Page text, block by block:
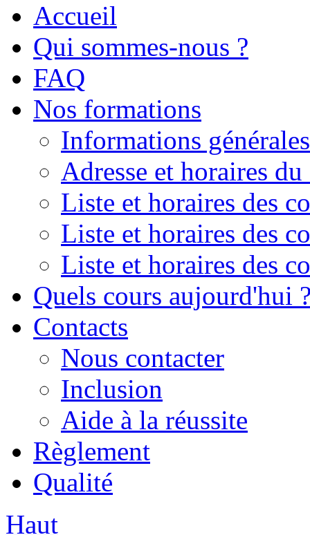
Accueil
Qui sommes-nous ?
FAQ
Nos formations
Informations générales
Adresse et horaires du
Liste et horaires des
Liste et horaires des
Liste et horaires des
Quels cours aujourd'hui
Contacts
Nous contacter
Inclusion
Aide à la réussite
Règlement
Qualité
Haut